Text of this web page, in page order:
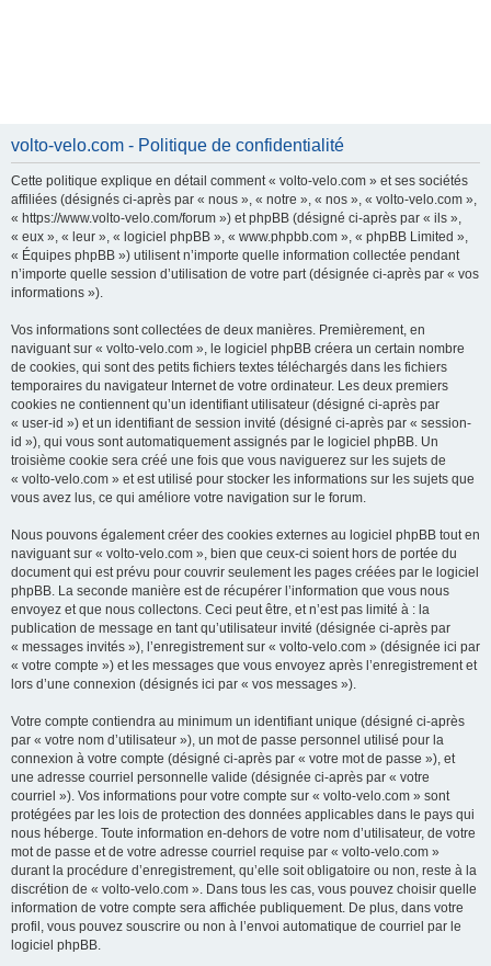
volto-velo.com - Politique de confidentialité
Cette politique explique en détail comment « volto-velo.com » et ses sociétés
affiliées (désignés ci-après par « nous », « notre », « nos », « volto-velo.com »,
« https://www.volto-velo.com/forum ») et phpBB (désigné ci-après par « ils »,
« eux », « leur », « logiciel phpBB », « www.phpbb.com », « phpBB Limited »,
« Équipes phpBB ») utilisent n’importe quelle information collectée pendant
n’importe quelle session d’utilisation de votre part (désignée ci-après par « vos
informations »).
Vos informations sont collectées de deux manières. Premièrement, en
naviguant sur « volto-velo.com », le logiciel phpBB créera un certain nombre
de cookies, qui sont des petits fichiers textes téléchargés dans les fichiers
temporaires du navigateur Internet de votre ordinateur. Les deux premiers
cookies ne contiennent qu’un identifiant utilisateur (désigné ci-après par
« user-id ») et un identifiant de session invité (désigné ci-après par « session-
id »), qui vous sont automatiquement assignés par le logiciel phpBB. Un
troisième cookie sera créé une fois que vous naviguerez sur les sujets de
« volto-velo.com » et est utilisé pour stocker les informations sur les sujets que
vous avez lus, ce qui améliore votre navigation sur le forum.
Nous pouvons également créer des cookies externes au logiciel phpBB tout en
naviguant sur « volto-velo.com », bien que ceux-ci soient hors de portée du
document qui est prévu pour couvrir seulement les pages créées par le logiciel
phpBB. La seconde manière est de récupérer l’information que vous nous
envoyez et que nous collectons. Ceci peut être, et n’est pas limité à : la
publication de message en tant qu’utilisateur invité (désignée ci-après par
« messages invités »), l’enregistrement sur « volto-velo.com » (désignée ici par
« votre compte ») et les messages que vous envoyez après l’enregistrement et
lors d’une connexion (désignés ici par « vos messages »).
Votre compte contiendra au minimum un identifiant unique (désigné ci-après
par « votre nom d’utilisateur »), un mot de passe personnel utilisé pour la
connexion à votre compte (désigné ci-après par « votre mot de passe »), et
une adresse courriel personnelle valide (désignée ci-après par « votre
courriel »). Vos informations pour votre compte sur « volto-velo.com » sont
protégées par les lois de protection des données applicables dans le pays qui
nous héberge. Toute information en-dehors de votre nom d’utilisateur, de votre
mot de passe et de votre adresse courriel requise par « volto-velo.com »
durant la procédure d’enregistrement, qu’elle soit obligatoire ou non, reste à la
discrétion de « volto-velo.com ». Dans tous les cas, vous pouvez choisir quelle
information de votre compte sera affichée publiquement. De plus, dans votre
profil, vous pouvez souscrire ou non à l’envoi automatique de courriel par le
logiciel phpBB.